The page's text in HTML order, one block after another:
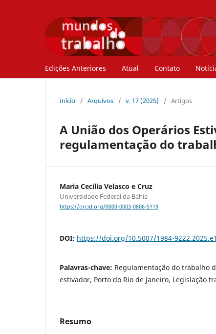
Edições Anteriores Atual Contato
Início / Arquivos / v. 17 (2025) / Artigos
A União dos Operários
regulamentação do
Maria Cecília Velasco e Cruz
Universidade Federal da Bahia
https://orcid.org/0000-0003-0806-5119
DOI: https://doi.org/10.5007/1984-
Palavras-chave: Regulamentação do trabalho
estivador, Porto do Rio de Janeiro, Legislação
Resumo